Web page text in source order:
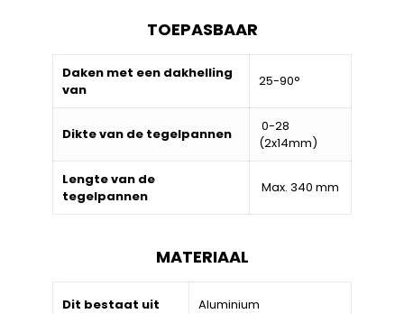
TOEPASBAAR
Daken met een dakhelling
van
25-90°
Dikte van de tegelpannen
0-28
(2x14mm)
Lengte van de
tegelpannen
Max. 340 mm
MATERIAAL
Dit bestaat uit Aluminium